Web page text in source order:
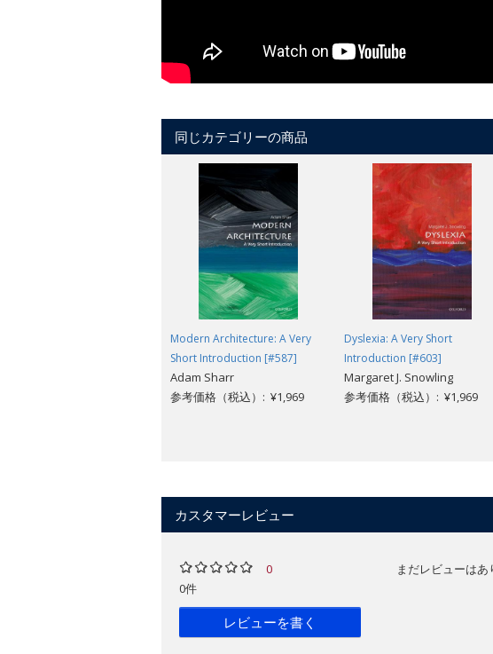
同じカテゴリーの商品
Modern Architecture: A Very
Short Introduction [#587]
Adam Sharr
参考価格（税込）: ¥1,969
Dyslexia: A Very Short
Introduction [#603]
Margaret J. Snowling
参考価格（税込）: ¥1,969
カスタマーレビュー
0
0件
レビューを書く
まだレビューはあ